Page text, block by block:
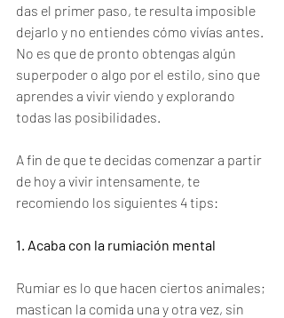
das el primer paso, te resulta imposible
dejarlo y no entiendes cómo vivías antes.
No es que de pronto obtengas algún
superpoder o algo por el estilo, sino que
aprendes a vivir viendo y explorando
todas las posibilidades.
A fin de que te decidas comenzar a partir
de hoy a vivir intensamente, te
recomiendo los siguientes 4 tips:
1. Acaba con la rumiación mental
Rumiar es lo que hacen ciertos animales;
mastican la comida una y otra vez, sin